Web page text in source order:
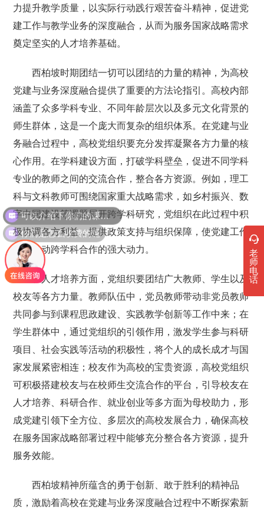
力提升教学质量，以实际行动践行艰苦奋斗精神，促进党
建工作与教学业务的深度融合，从而为服务国家战略需求
奠定坚实的人才培养基础。
西柏坡时期团结一切可以团结的力量的精神，为高校
党建与业务深度融合提供了重要的方法论指引。高校内部
涵盖了众多学科专业、不同年龄层次以及多元文化背景的
师生群体，这是一个庞大而复杂的组织体系。在党建与业
务融合过程中，高校党组织要充分发挥凝聚各方力量的核
心作用。在学科建设方面，打破学科壁垒，促进不同学科
专业的教师之间的交流合作，整合各方资源。例如，理工
科与文科教师可围绕国家重大战略需求，如乡村振兴、数
字中国建设等课题展开跨学科研究，党组织在此过程中积
极协调各方利益，提供政策支持与组织保障，使党建工作
成为推动跨学科合作的强大动力。
在人才培养方面，党组织要团结广大教师、学生以及
校友等各方力量。教师队伍中，党员教师带动非党员教师
共同参与到课程思政建设、实践教学创新等工作中来；在
学生群体中，通过党组织的引领作用，激发学生参与科研
项目、社会实践等活动的积极性，将个人的成长成才与国
家发展紧密相连；校友作为高校的宝贵资源，高校党组织
可积极搭建校友与在校师生交流合作的平台，引导校友在
人才培养、科研合作、就业创业等多方面为母校助力，形
成党建引领下全方位、多层次的高校发展合力，确保高校
在服务国家战略部署过程中能够充分整合各方资源，提升
服务效能。
西柏坡精神所蕴含的勇于创新、敢于胜利的精神品
质，激励着高校在党建与业务深度融合过程中不断探索新
老
师
电
话
可以介绍下你们的课程吗？
你们是怎么收费的呢